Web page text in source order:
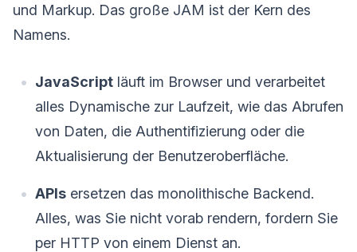
und Markup. Das große JAM ist der Kern des
Namens.
JavaScript läuft im Browser und verarbeitet
alles Dynamische zur Laufzeit, wie das Abrufen
von Daten, die Authentifizierung oder die
Aktualisierung der Benutzeroberfläche.
APIs ersetzen das monolithische Backend.
Alles, was Sie nicht vorab rendern, fordern Sie
per HTTP von einem Dienst an.